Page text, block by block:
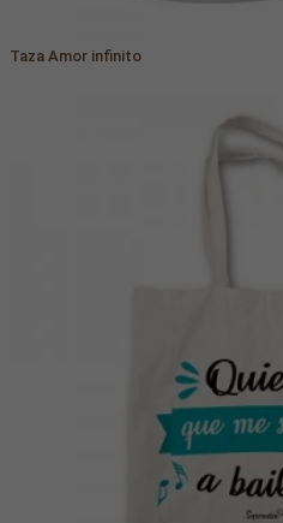
Taza Amor infinito